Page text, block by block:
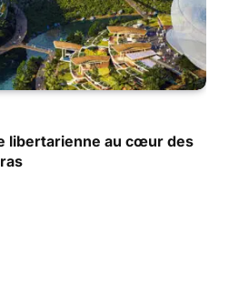
libertarienne au cœur des